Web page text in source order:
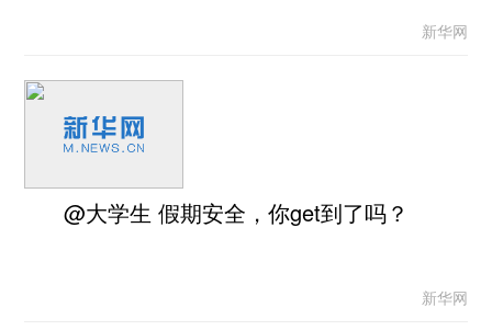
新华网
@大学生 假期安全，你get到了吗？
新华网